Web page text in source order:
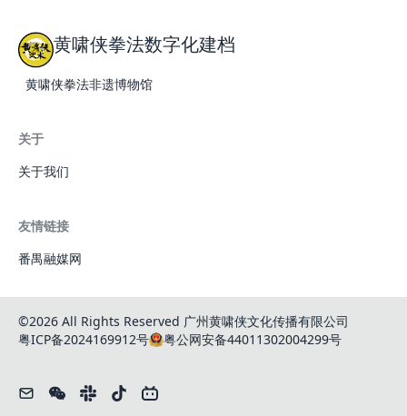
黄啸侠拳法数字化建档
黄啸侠拳法非遗博物馆
关于
关于我们
友情链接
番禺融媒网
©2026 All Rights Reserved 广州黄啸侠文化传播有限公司
粤ICP备2024169912号
粤公网安备44011302004299号